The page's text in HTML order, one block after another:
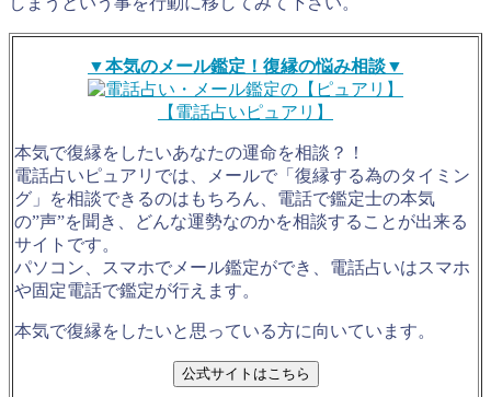
▼本気のメール鑑定！復縁の悩み相談▼
【電話占いピュアリ】
本気で復縁をしたいあなたの運命を相談？！
電話占いピュアリでは、メールで「復縁する為のタイミン
グ」を相談できるのはもちろん、電話で鑑定士の本気
の”声”を聞き、どんな運勢なのかを相談することが出来る
サイトです。
パソコン、スマホでメール鑑定ができ、電話占いはスマホ
や固定電話で鑑定が行えます。
本気で復縁をしたいと思っている方に向いています。
公式サイトはこちら